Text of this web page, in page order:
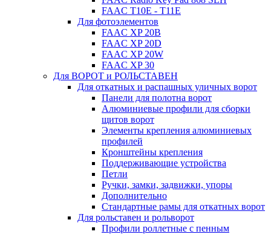
FAAC T10E - T11E
Для фотоэлементов
FAAC XP 20B
FAAC XP 20D
FAAC XP 20W
FAAC XP 30
Для ВОРОТ и РОЛЬСТАВЕН
Для откатных и распашных уличных ворот
Панели для полотна ворот
Алюминиевые профили для сборки
щитов ворот
Элементы крепления алюминиевых
профилей
Кронштейны крепления
Поддерживающие устройства
Петли
Ручки, замки, задвижки, упоры
Дополнительно
Стандартные рамы для откатных ворот
Для рольставен и рольворот
Профили роллетные с пенным